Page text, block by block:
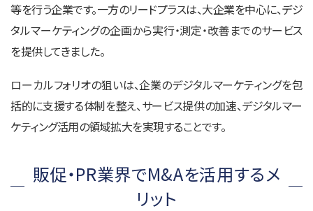
等を行う企業です。一方のリードプラスは、大企業を中心に、デジ
タルマーケティングの企画から実行・測定・改善までのサービス
を提供してきました。
ローカルフォリオの狙いは、企業のデジタルマーケティングを包
括的に支援する体制を整え、サービス提供の加速、デジタルマー
ケティング活用の領域拡大を実現することです。
販促・PR業界でM&Aを活用するメ
リット